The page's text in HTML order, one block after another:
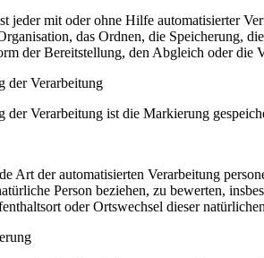
jeder mit oder ohne Hilfe automatisierter
das Ordnen, die Speicherung,
der Bereitstellung, den Abgleich oder
der Verarbeitung
der Verarbeitung ist die Markierung
Art der automatisierten Verarbeitung
Person beziehen, zu bewerten,
oder Ortswechsel dieser